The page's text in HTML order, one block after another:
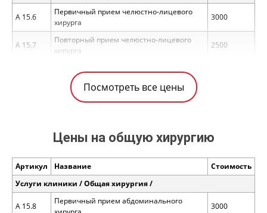
A 15.6
Первичный прием челюстно-лицевого
хирурга
3000
A 15.7
Повторный прием челюстно-лицевого
хирурга
2500
термография
Услуги клиники / Хирургия / Манипуляция /
YCELL BIO (1 пробирка)
Удаление новообразований
H 15.7
Удаление новообразования (липома,
эпидермальная киста и т. д.). Без учета
стоимости анестезии
4700
Посмотреть все цены
Цены на общую хирургию
Артикул Название
Стоимость
Услуги клиники / Общая хирургия /
A 15.8
Первичный прием абдоминального
3000